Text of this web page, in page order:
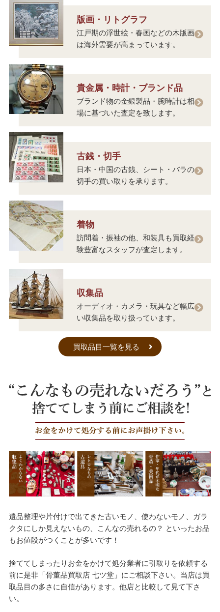
版画・リトグラフ
江戸期の浮世絵・春画などの木版画
は海外需要が高まっています。
貴金属・時計・ブランド品
ブランド物の金銀製品・腕時計は相
場に基づいた査定を致します。
古銭・切手
日本・中国の古銭、シート・バラの
切手の買い取りを承ります。
着物
訪問着・振袖の他、和装具も買取経
験豊富なスタッフが査定します。
収集品
オーディオ・カメラ・玩具など幅広
い収集品を取り扱っています。
買取品目一覧を見る
遺品整理や片付けで出てきた古いモノ、使わないモノ、ガラ
クタにしか見えないもの、こんなの売れるの？ といったお品
もお値段がつくことが多いです！
捨ててしまったりお金をかけて処分業者に引取りを依頼する
前に是非「骨董品買取店 七ツ堂」にご相談下さい。当店は買
取品目の多さに自信があります。他店と比較して見て下さ
い。